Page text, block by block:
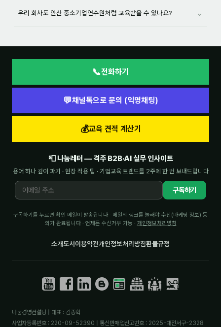
우리 회사도 안산 중소기업연수원처럼 교육받을 수 있나요? ⌄
📞전화하기
💬채널톡으로 문의 (익명채팅)
💰교육 견적 계산기
📮 나눔레터 — 격주 B2B·AI 실무 인사이트
용어 하나 깊이 파기 · 현장 적용 팁 · 기업교육 트렌드를 2주에 한 번 보내드립니다
구독하기
구독하기를 누르면 확인 메일이 발송됩니다 · 메일의 링크를 눌러야 수신(마케팅 정보) 동
의가 완료됩니다 · 언제든 수신거부 가능 · 개인정보처리방침
소개도서이용약관개인정보처리방침환불규정
나눔경영컨설팅 | 대표 : 김종혁
사업자등록번호 : 220-09-52390 | 통신판매업신고번호 : 2025-대전서구-2328